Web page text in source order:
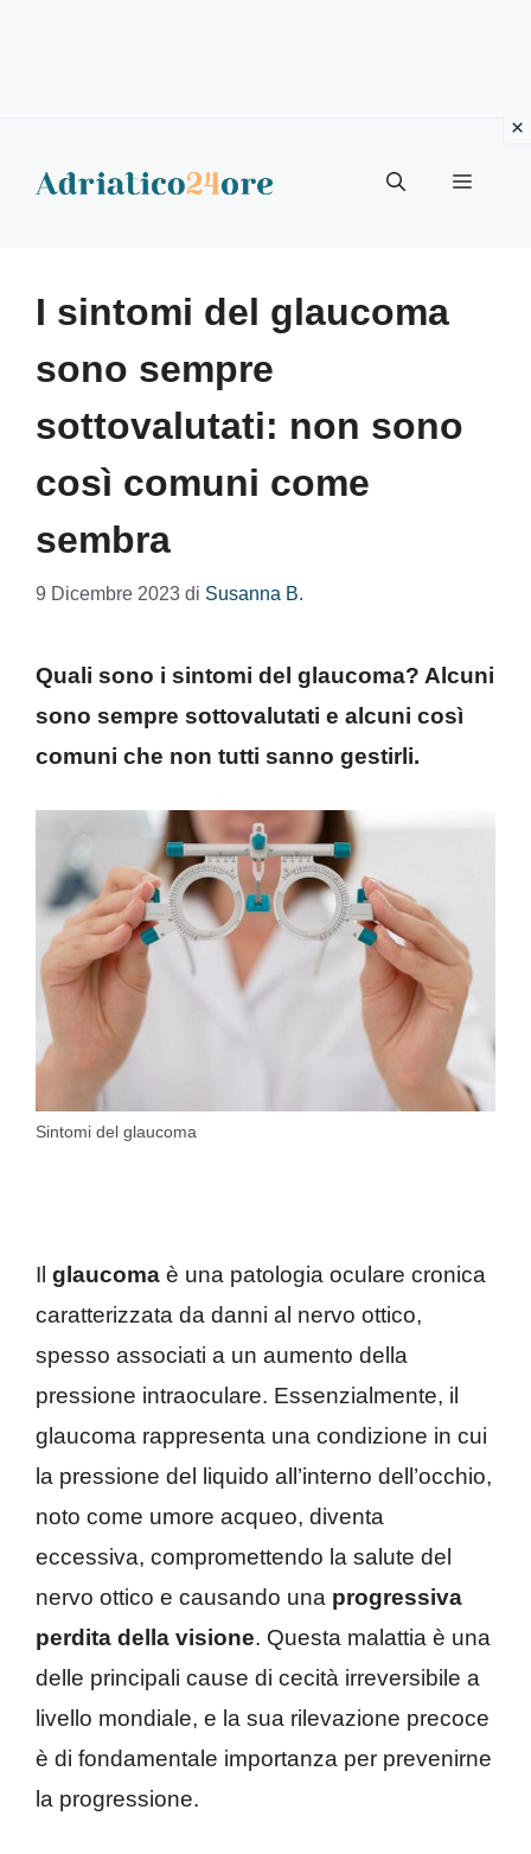
Menu
I sintomi del glaucoma
sono sempre
sottovalutati: non sono
così comuni come
sembra
9 Dicembre 2023 di Susanna B.
Quali sono i sintomi del glaucoma? Alcuni
sono sempre sottovalutati e alcuni così
comuni che non tutti sanno gestirli.
Sintomi del glaucoma
Il glaucoma è una patologia oculare cronica
caratterizzata da danni al nervo ottico,
spesso associati a un aumento della
pressione intraoculare. Essenzialmente, il
glaucoma rappresenta una condizione in cui
la pressione del liquido all’interno dell’occhio,
noto come umore acqueo, diventa
eccessiva, compromettendo la salute del
nervo ottico e causando una progressiva
perdita della visione. Questa malattia è una
delle principali cause di cecità irreversibile a
livello mondiale, e la sua rilevazione precoce
è di fondamentale importanza per prevenirne
la progressione.